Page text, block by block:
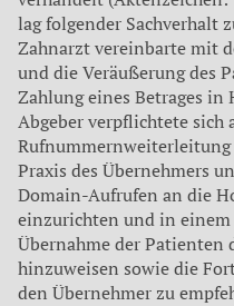
lag folgender Sachverhalt
Zahnarzt vereinbarte mit
und die Veräußerung des
Zahlung eines Betrages in
Abgeber verpflichtete sich
Praxis des Übernehmers
Domain-Aufrufen an die
einzurichten und in
Übernahme der Patienten
hinzuweisen sowie die
den Übernehmer zu